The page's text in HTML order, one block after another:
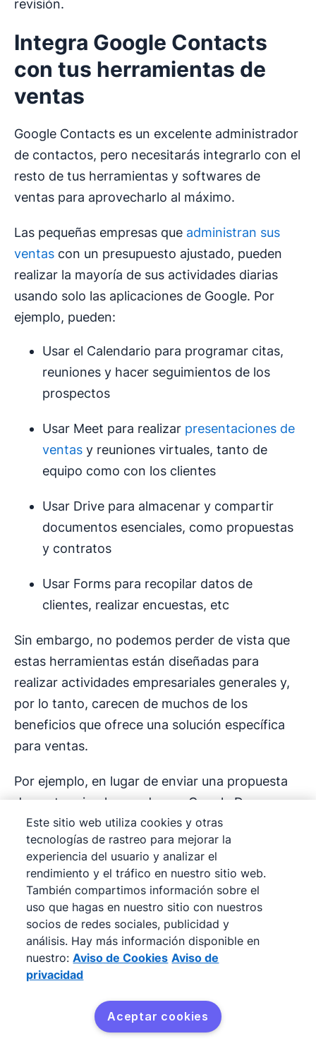
revisión.
Integra Google Contacts
con tus herramientas de
ventas
Google Contacts es un excelente administrador
de contactos, pero necesitarás integrarlo con el
resto de tus herramientas y softwares de
ventas para aprovecharlo al máximo.
Las pequeñas empresas que administran sus
ventas con un presupuesto ajustado, pueden
realizar la mayoría de sus actividades diarias
usando solo las aplicaciones de Google. Por
ejemplo, pueden:
Usar el Calendario para programar citas,
reuniones y hacer seguimientos de los
prospectos
Usar Meet para realizar presentaciones de
ventas y reuniones virtuales, tanto de
equipo como con los clientes
Usar Drive para almacenar y compartir
documentos esenciales, como propuestas
y contratos
Usar Forms para recopilar datos de
clientes, realizar encuestas, etc
Sin embargo, no podemos perder de vista que
estas herramientas están diseñadas para
realizar actividades empresariales generales y,
por lo tanto, carecen de muchos de los
beneficios que ofrece una solución específica
para ventas.
Por ejemplo, en lugar de enviar una propuesta
de ventas simple creada con Google Doc,
puedes usar una herramienta como
para enviar un documento rastreable que te
envía una notificación cuando alguien lo abre y
también te permite solicitar firmas.
Prueba Pipedrive
gratis
Este sitio web utiliza cookies y otras
tecnologías de rastreo para mejorar la
experiencia del usuario y analizar el
rendimiento y el tráfico en nuestro sitio web.
También compartimos información sobre el
uso que hagas en nuestro sitio con nuestros
socios de redes sociales, publicidad y
análisis. Hay más información disponible en
nuestro: Aviso de Cookies Aviso de
privacidad
Aceptar cookies